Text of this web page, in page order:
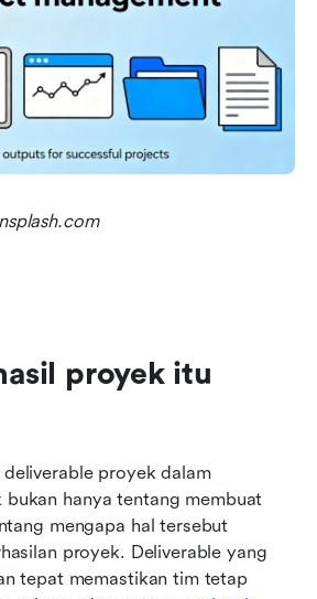
proyek itu
proyek dalam
bukan hanya tentang membuat
mengapa hal tersebut
proyek. Deliverable yang
tepat memastikan tim tetap